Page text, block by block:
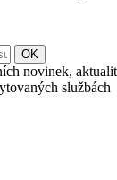
novinek,
službách